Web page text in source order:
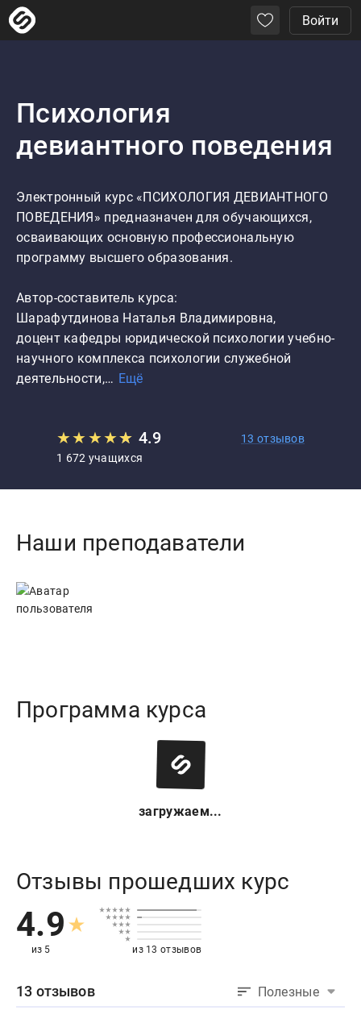
Войти
Психология
девиантного поведения
Электронный курс «ПСИХОЛОГИЯ ДЕВИАНТНОГО
ПОВЕДЕНИЯ» предназначен для обучающихся,
осваивающих основную профессиональную
программу высшего образования.
Автор-составитель курса:
Шарафутдинова Наталья Владимировна,
доцент кафедры юридической психологии учебно-
научного комплекса психологии служебной
деятельности,… Ещё
★★★★★
★ 4.9
13 отзывов
1 672 учащихся
Наши преподаватели
Программа курса
загружаем...
Отзывы прошедших курс
4.9
из 5 из 13 отзывов
13 отзывов Полезные